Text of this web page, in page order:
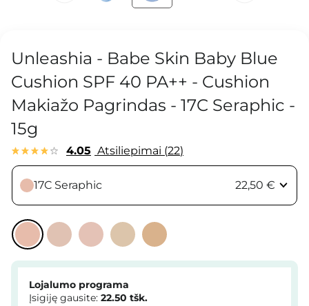
Unleashia - Babe Skin Baby Blue
Cushion SPF 40 PA++ - Cushion
Makiažo Pagrindas - 17C Seraphic -
15g
4.05 Atsiliepimai 22
17C Seraphic 22,50 €
Lojalumo programa
Įsigiję gausite: 22.50 tšk.